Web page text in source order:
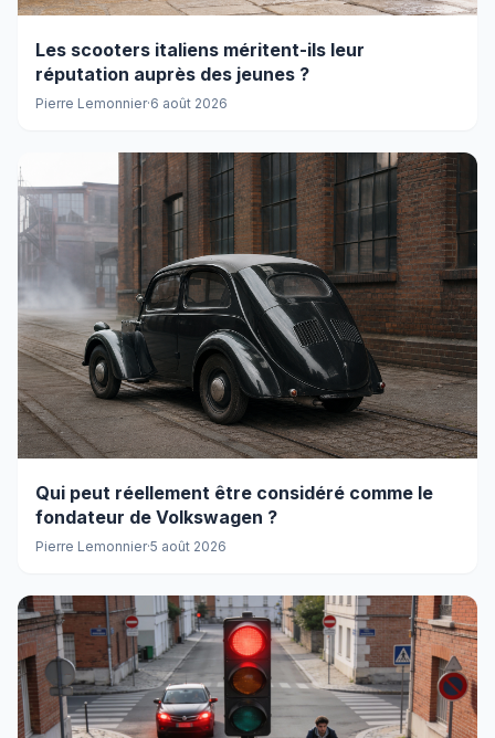
Les scooters italiens méritent-ils leur
réputation auprès des jeunes ?
Pierre Lemonnier·6 août 2026
Qui peut réellement être considéré comme le
fondateur de Volkswagen ?
Pierre Lemonnier·5 août 2026